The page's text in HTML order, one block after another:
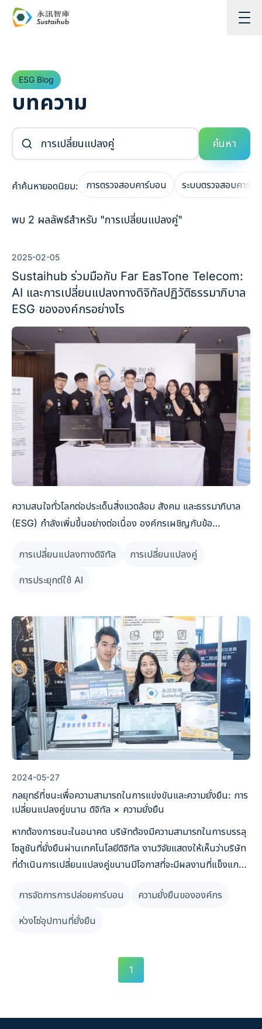
ข้ามไปยังเนื้อหา
ESG Blog
บทความ
ค้นหาบทความ
ค้นหา
คำค้นหายอดนิยม: การตรวจสอบคาร์บอน ระบบตรวจสอบคาร์บ
พบ 2 ผลลัพธ์สำหรับ "การเปลี่ยนแปลงคู่"
2025-02-05
Sustaihub ร่วมมือกับ Far EasTone Telecom:
AI และการเปลี่ยนแปลงทางดิจิทัลปฏิวัติธรรมาภิบาล
ESG ขององค์กรอย่างไร
ความสนใจทั่วโลกต่อประเด็นสิ่งแวดล้อม สังคม และธรรมาภิบาล
(ESG) กำลังเพิ่มขึ้นอย่างต่อเนื่อง องค์กรเผชิญกับข้อ
ระหว่างผลประโยชน์ทางเศรษฐกิจกับความรับผิดชอบต่อสังคม
ดิจิทัลและเทคโนโลยี AI ได้กลายเป็นเครื่องมือหลักในการจัดการ
กลับได้
การเปลี่ยนแปลงทางดิจิทัล การเปลี่ยนแปลงคู่
การประยุกต์ใช้ AI
2024-05-27
กลยุทธ์ที่ชนะเพื่อความสามารถในการแข่งขันและความยั่งยืน: การ
เปลี่ยนแปลงคู่ขนาน ดิจิทัล × ความยั่งยืน
หากต้องการชนะในอนาคต บริษัทต้องมีความสามารถในการบรรลุ
โซลูชันที่ยั่งยืนผ่านเทคโนโลยีดิจิทัล งานวิจัยแสดงให้เห็นว่าบริษัท
ที่ดำเนินการเปลี่ยนแปลงคู่ขนานมีโอกาสที่จะมีผลงานที่แข็งแกร่ง
ผสานการเปลี่ยนแปลงทางดิจิทัลกับความยั่งยืนเพื่อเพิ่มความ
สามารถในการแข่งขัน
การจัดการการปล่อยคาร์บอน ความยั่งยืนขององค์กร
ห่วงโซ่อุปทานที่ยั่งยืน
1